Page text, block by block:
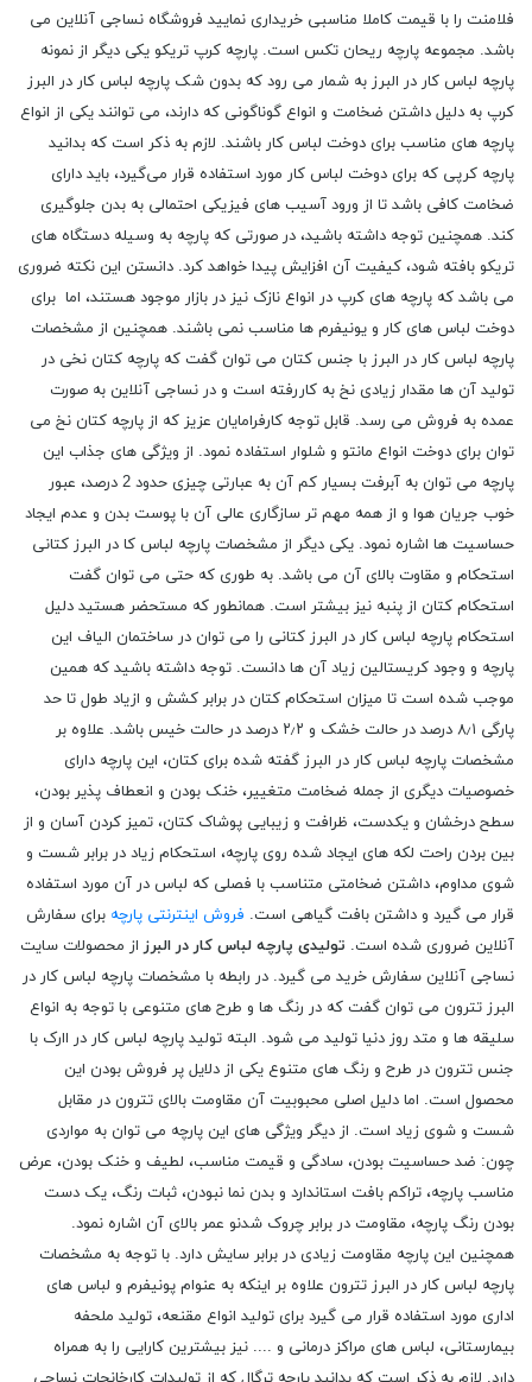
فلامنت را با قیمت کاملا مناسبی خریداری نمایید فروشگاه نساجی آنلاین می
باشد. مجموعه پارچه ریحان تکس است. پارچه کرپ تریکو یکی دیگر از نمونه
پارچه لباس کار در البرز به شمار می رود که بدون شک پارچه ‌لباس کار در البرز
کرپ به دلیل داشتن ضخامت و انواع گوناگونی که دارند، می‌ توانند یکی از انواع
پارچه ‌های مناسب برای دوخت لباس کار باشند. لازم به ذکر است که بدانید
پارچه کرپی که برای دوخت لباس کار مورد استفاده قرار می‌گیرد، باید دارای
ضخامت کافی باشد تا از ورود آسیب ‌های فیزیکی احتمالی به بدن جلوگیری
کند. همچنین توجه داشته باشید، در صورتی که پارچه به وسیله دستگاه‌ های
تریکو بافته شود، کیفیت آن افزایش پیدا خواهد کرد. دانستن این نکته ضروری
می باشد که پارچه ‌های کرپ در انواع نازک نیز در بازار موجود هستند، اما برای
دوخت لباس‌ های کار و یونیفرم ‌ها مناسب نمی باشند. همچنین از مشخصات
پارچه لباس کار در البرز با جنس کتان می توان گفت که پارچه کتان نخی در
تولید آن ‌ها مقدار زیادی نخ به‌ کاررفته است و در نساجی آنلاین به صورت
عمده به فروش می رسد. قابل توجه کارفرامایان عزیز که از پارچه کتان نخ می
توان برای دوخت انواع مانتو و شلوار استفاده نمود. از ویژگی ‌های جذاب این
پارچه می‌ توان به آبرفت بسیار کم آن به عبارتی چیزی حدود 2 درصد، عبور
خوب جریان هوا و از همه مهم ‌تر سازگاری عالی آن با پوست بدن و عدم ایجاد
حساسیت ‌ها اشاره نمود. یکی دیگر از مشخصات پارچه لباس کا در البرز کتانی
استحکام و مقاوت بالای آن می باشد. به طوری که حتی می توان گفت
استحکام کتان از پنبه نیز بیشتر است. همانطور که مستحضر هستید دلیل
استحکام پارچه لباس کار در البرز کتانی را می توان در ساختمان الیاف این
پارچه و وجود کریستالین زیاد آن ها دانست. توجه داشته باشید که همین
موجب شده است تا میزان استحکام کتان در برابر کشش و ازیاد طول تا حد
پارگی ۸٫۱ درصد در حالت خشک و ۲٫۲ درصد در حالت خیس باشد. علاوه بر
مشخصات پارچه لباس کار در البرز گفته شده برای کتان، این پارچه دارای
خصوصیات دیگری از جمله ضخامت متغییر، خنک بودن و انعطاف پذیر بودن،
سطح درخشان و یکدست، ظرافت و زیبایی پوشاک کتان، تمیز کردن آسان و از
بین بردن راحت لکه های ایجاد شده روی پارچه، استحکام زیاد در برابر شست و
شوی مداوم، داشتن ضخامتی متناسب با فصلی که لباس در آن مورد استفاده
قرار می گیرد و داشتن بافت گیاهی است. فروش اینترنتی پارچه برای سفارش
آنلاین ضروری شده است. تولیدی پارچه لباس کار در البرز از محصولات سایت
نساجی آنلاین سفارش خرید می گیرد. در رابطه با مشخصات پارچه لباس کار در
البرز تترون می توان گفت که در رنگ‌ ها و طرح‌ های متنوعی با توجه به انواع
سلیقه ها و متد روز دنیا تولید می ‌شود. البته تولید پارچه لباس کار در اارک با
جنس تترون در طرح و رنگ‌ های متنوع یکی از دلایل پر فروش بودن این
محصول است. اما دلیل اصلی محبوبیت آن مقاومت بالای تترون در مقابل
شست و شوی زیاد است. از دیگر ویژگی‌ های این پارچه می ‌توان به مواردی
چون: ضد حساسیت بودن، سادگی و قیمت مناسب، لطیف و خنک بودن، عرض
مناسب پارچه، تراکم بافت استاندارد و بدن نما نبودن، ثبات رنگ، یک دست
بودن رنگ پارچه، مقاومت در برابر چروک شدنو عمر بالای آن اشاره نمود.
همچنین این پارچه مقاومت زیادی در برابر سایش دارد. با توجه به مشخصات
پارچه لباس کار در البرز تترون علاوه بر اینکه به عنوام پونیفرم و لباس های
اداری مورد استفاده قرار می گیرد برای تولید انواع مقنعه، تولید ملحفه
بیمارستانی، لباس های مراکز درمانی و .... نیز بیشترین کارایی را به همراه